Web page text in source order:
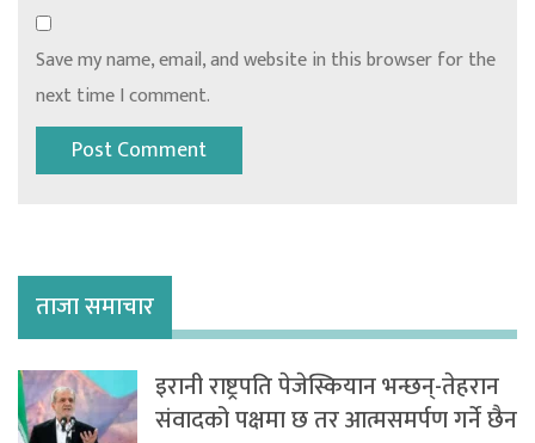
Save my name, email, and website in this browser for the
next time I comment.
ताजा समाचार
इरानी राष्ट्रपति पेजेस्कियान भन्छन्-तेहरान
संवादको पक्षमा छ तर आत्मसमर्पण गर्ने छैन